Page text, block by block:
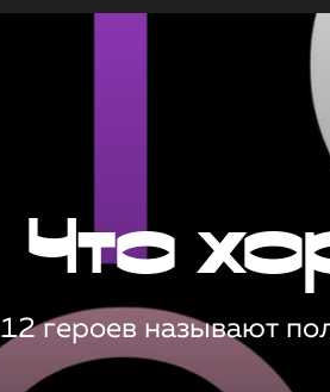
Что
12 героев называют